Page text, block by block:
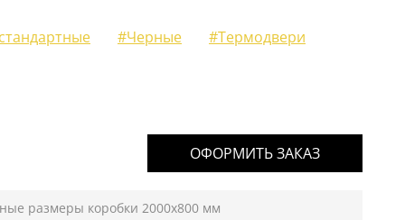
#Черные #Термодвери
ОФОРМИТЬ ЗАКАЗ
размеры коробки 2000х800 мм